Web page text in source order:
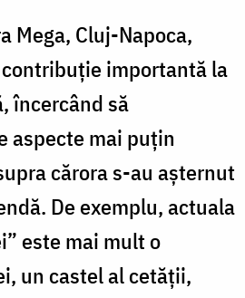
Mega, Cluj-Napoca,
importantă la
încercând să
aspecte mai puțin
cărora s-au așternut
De exemplu, actuala
este mai mult o
un castel al cetății,